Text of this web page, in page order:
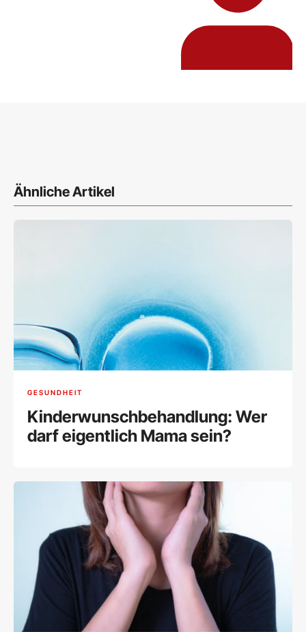
Ähnliche Artikel
GESUNDHEIT
Kinderwunschbehandlung: Wer
darf eigentlich Mama sein?